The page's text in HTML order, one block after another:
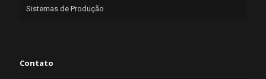
Sistemas de Produção
Contato